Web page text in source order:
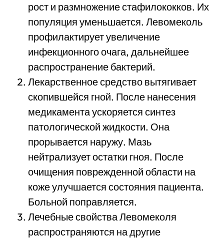
рост и размножение стафилококков. Их
популяция уменьшается. Левомеколь
профилактирует увеличение
инфекционного очага, дальнейшее
распространение бактерий.
Лекарственное средство вытягивает
скопившейся гной. После нанесения
медикамента ускоряется синтез
патологической жидкости. Она
прорывается наружу. Мазь
нейтрализует остатки гноя. После
очищения поврежденной области на
коже улучшается состояния пациента.
Больной поправляется.
Лечебные свойства Левомеколя
распространяются на другие